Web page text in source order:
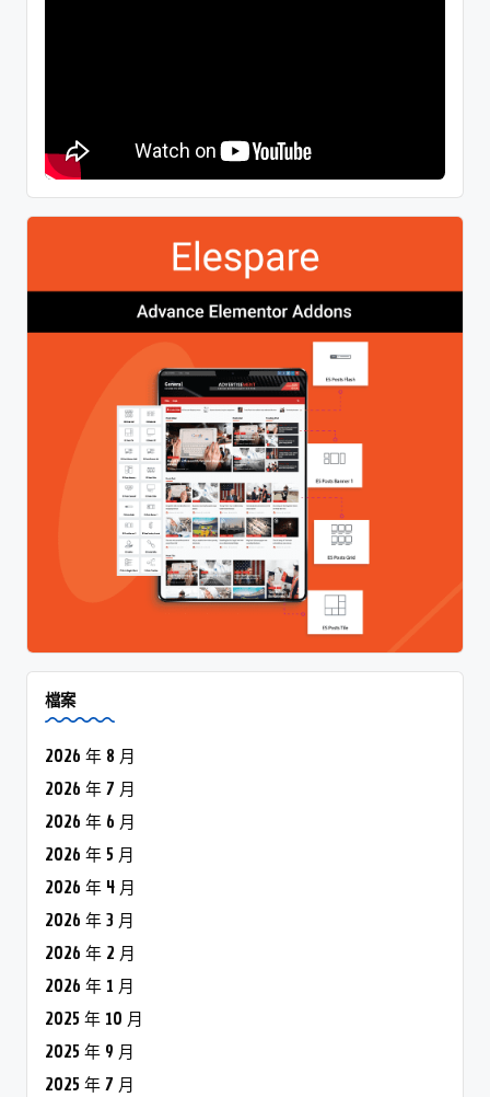
檔案
2026 年 8 月
2026 年 7 月
2026 年 6 月
2026 年 5 月
2026 年 4 月
2026 年 3 月
2026 年 2 月
2026 年 1 月
2025 年 10 月
2025 年 9 月
2025 年 7 月